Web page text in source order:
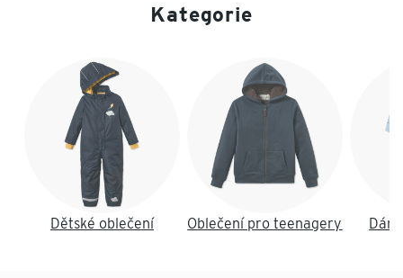
Kategorie
Dětské oblečení Oblečení pro teenagery